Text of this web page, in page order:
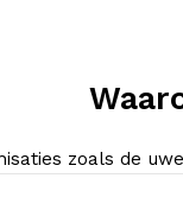
zoals de